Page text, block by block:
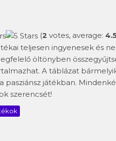
(2 votes, average:
teljesen ingyenesek és
öltönyben
A táblázat
pasziánsz játékban.
szerencsét!